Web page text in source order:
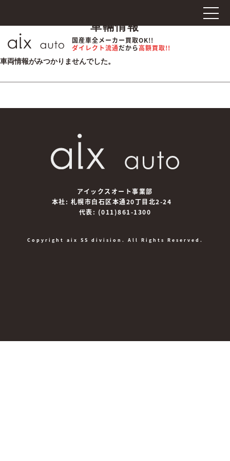
国産車全メーカー買取OK!!
ダイレクト流通だから高額買取!!
車輛情報
車両情報がみつかりませんでした。
アイックスオート事業部
本社: 札幌市白石区本通20丁目北2-24
代表: (011)861-1300
Copyright aix SS division. All Rights Reserved.